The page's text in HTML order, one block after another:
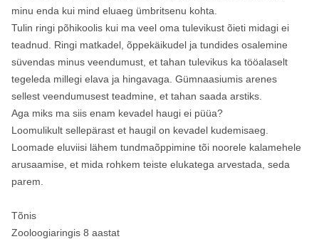
minu enda kui mind eluaeg ümbritsenu kohta.
Tulin ringi põhikoolis kui ma veel oma tulevikust õieti midagi ei
teadnud. Ringi matkadel, õppekäikudel ja tundides osalemine
süvendas minus veendumust, et tahan tulevikus ka tööalaselt
tegeleda millegi elava ja hingavaga. Gümnaasiumis arenes
sellest veendumusest teadmine, et tahan saada arstiks.
Aga miks ma siis enam kevadel haugi ei püüa?
Loomulikult sellepärast et haugil on kevadel kudemisaeg.
Loomade eluviisi lähem tundmaõppimine tõi noorele kalamehele
arusaamise, et mida rohkem teiste elukatega arvestada, seda
parem.
Tõnis
Zooloogiaringis 8 aastat